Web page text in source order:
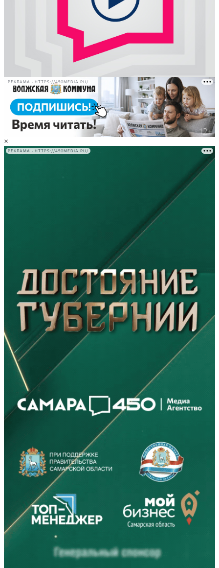
РЕКЛАМА • HTTPS://450MEDIA.RU/
×
РЕКЛАМА • HTTPS://450MEDIA.RU/